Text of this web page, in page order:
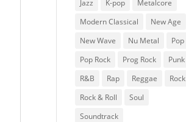
Jazz
K-pop
Metalcore
Modern Classical
New Age
New Wave
Nu Metal
Pop
Pop Rock
Prog Rock
Punk
R&B
Rap Reggae
Rock
Rock & Roll
Soul
Soundtrack